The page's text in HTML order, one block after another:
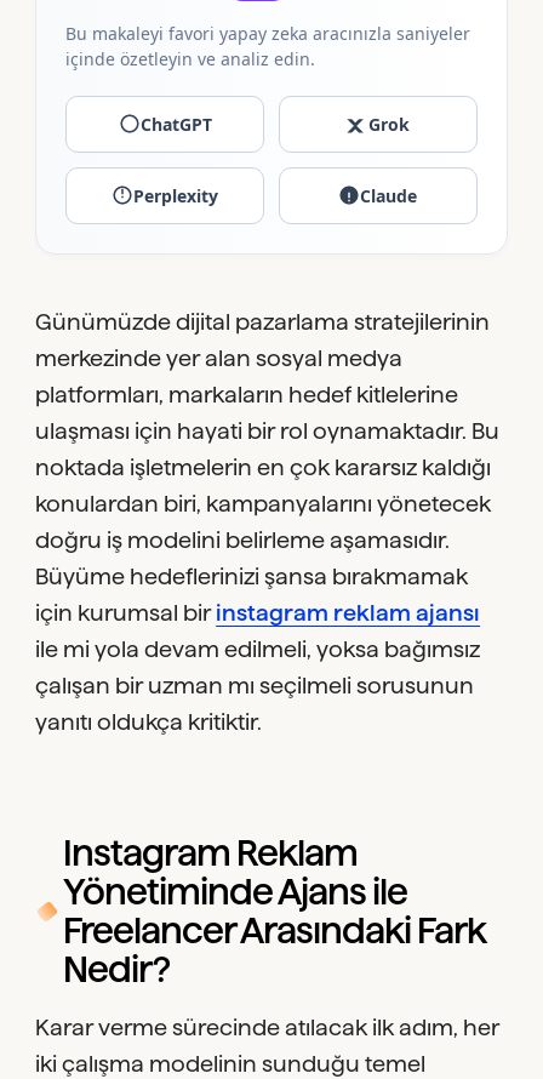
Bu makaleyi favori yapay zeka aracınızla saniyeler
içinde özetleyin ve analiz edin.
ChatGPT Grok
Perplexity Claude
Günümüzde dijital pazarlama stratejilerinin
merkezinde yer alan sosyal medya
platformları, markaların hedef kitlelerine
ulaşması için hayati bir rol oynamaktadır. Bu
noktada işletmelerin en çok kararsız kaldığı
konulardan biri, kampanyalarını yönetecek
doğru iş modelini belirleme aşamasıdır.
Büyüme hedeflerinizi şansa bırakmamak
için kurumsal bir instagram reklam ajansı
ile mi yola devam edilmeli, yoksa bağımsız
çalışan bir uzman mı seçilmeli sorusunun
yanıtı oldukça kritiktir.
Instagram Reklam
Yönetiminde Ajans ile
Freelancer Arasındaki Fark
Nedir?
Karar verme sürecinde atılacak ilk adım, her
iki çalışma modelinin sunduğu temel